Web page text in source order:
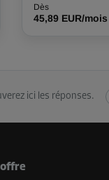
Dès
45,89 EUR/mois
ici les réponses.